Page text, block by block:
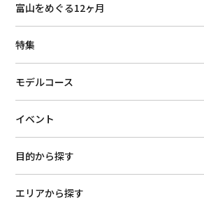
富山をめぐる12ヶ月
特集
モデルコース
イベント
目的から探す
エリアから探す